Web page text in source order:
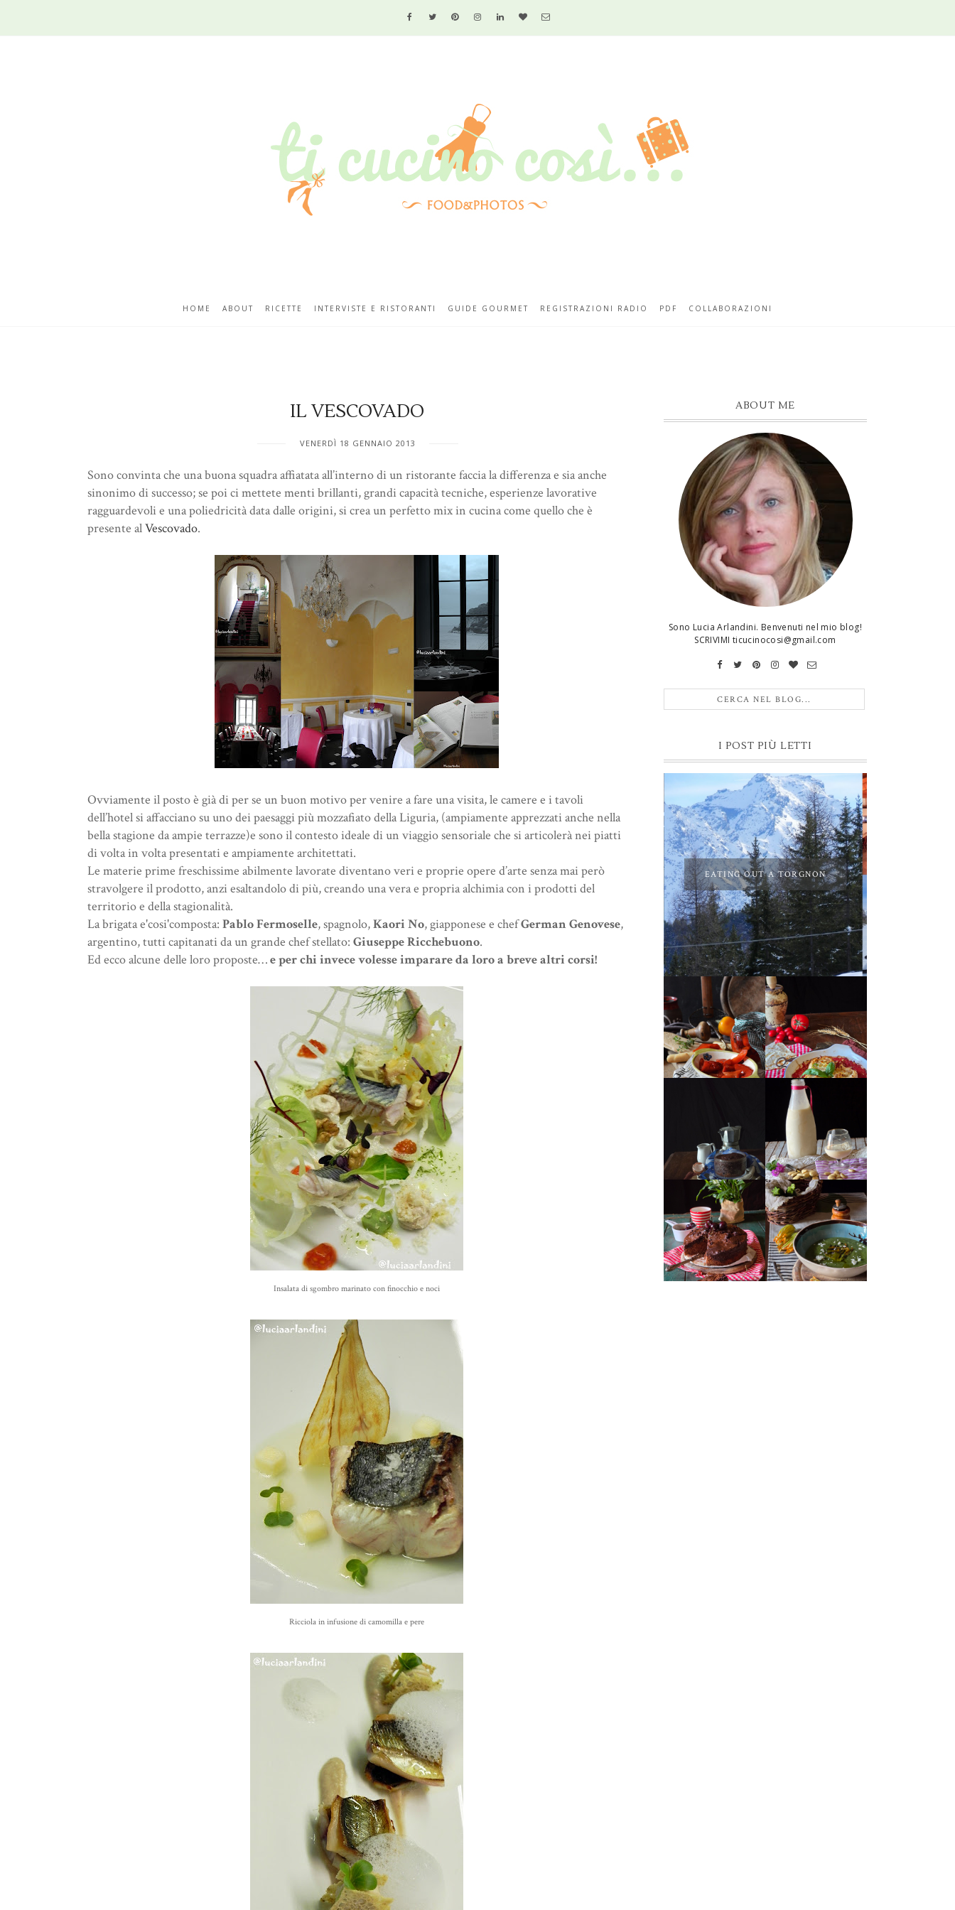
HOME ABOUT RICETTE INTERVISTE E RISTORANTI GUIDE GOURMET REGISTRAZIONI RADIO PDF COLLABORAZIONI
IL VESCOVADO
VENERDÌ 18 GENNAIO 2013
Sono convinta che una buona squadra affiatata all’interno di un ristorante faccia la differenza e sia anche
sinonimo di successo; se poi ci mettete menti brillanti, grandi capacità tecniche, esperienze lavorative
ragguardevoli e una poliedricità data dalle origini, si crea un perfetto mix in cucina come quello che è
presente alVescovado.
Ovviamente il posto è già di per se un buon motivo per venire a fare una visita, le camere e i tavoli
dell’hotel si affacciano su uno dei paesaggi più mozzafiato della Liguria, (ampiamente apprezzati anche nella
bella stagione da ampie terrazze)e sono il contesto ideale di un viaggio sensoriale che si articolerà nei piatti
di volta in volta presentati e ampiamente architettati.
Le materie prime freschissime abilmente lavorate diventano veri e proprie opere d’arte senza mai però
stravolgere il prodotto, anzi esaltandolo di più, creando una vera e propria alchimia con i prodotti del
territorio e della stagionalità.
La brigata e'cosi'composta: Pablo Fermoselle, spagnolo,Kaori No, giapponese e chefGerman Genovese,
argentino, tutti capitanati da un grande chef stellato: Giuseppe Ricchebuono.
Ed ecco alcune delle loro proposte…e per chi invece volesse imparare da loro a breve altri corsi!
Insalata di sgombro marinato con finocchio e noci
Ricciola in infusione di camomilla e pere
ABOUT ME
Sono Lucia Arlandini. Benvenuti nel mio blog!
SCRIVIMI ticucinocosi@gmail.com
I POST PIÙ LETTI
EATING OUT A TORGNON
PEPERONI ALLA
PIEMONTESE
GIRANDOLE DI
RICOTTA
MUG CAKE AL
CIOCCOLATO
MANDORLITO
TORTA DOPPIO
CIOCCOLATO E
CILIEGIE
CREMA ESTIVA
DI ZUCCHINE
CON FIORI E
FETA